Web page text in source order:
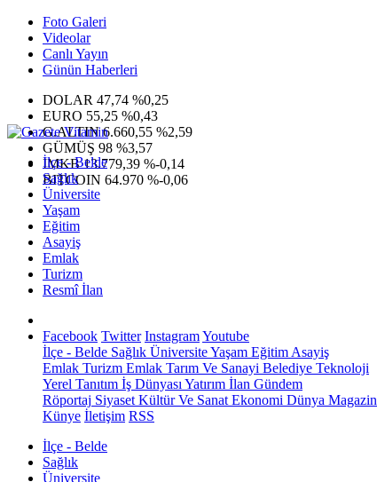
Foto Galeri
Videolar
Canlı Yayın
Günün Haberleri
DOLAR 47,74 %0,25
EURO 55,25 %0,43
G.ALTIN6.660,55 %2,59
GÜMÜŞ 98 %3,57
IMKB13.779,39 %-0,14
BITCOIN 64.970 %-0,06
İlçe - Belde
Sağlık
Üniversite
Yaşam
Eğitim
Asayiş
Emlak
Turizm
Resmî İlan
Facebook Twitter InstagramYoutube
İlçe - Belde Sağlık ÜniversiteYaşam Eğitim Asayiş
Emlak Turizm Emlak Tarım Ve Sanayi Belediye Teknoloji
Yerel Tanıtım İş Dünyası Yatırım İlan Gündem
Röportaj Siyaset Kültür Ve Sanat Ekonomi Dünya Magazin
Künye İletişim RSS
İlçe - Belde
Sağlık
Üniversite